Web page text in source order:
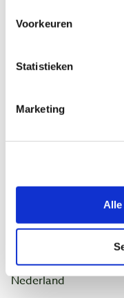
Voorkeuren
Statistieken
Marketing
Onze winkel
Ontdek IJsseloord 1
Bezoek ons
6826 TN Arnhem
Nederland